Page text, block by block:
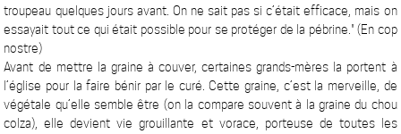
troupeau quelques jours avant. On ne sait pas si c’était efficace, mais on
essayait tout ce qui était possible pour se protéger de la pébrine." (En cop
nostre)
Avant de mettre la graine à couver, certaines grands-mères la portent à
l’église pour la faire bénir par le curé. Cette graine, c’est la merveille, de
végétale qu’elle semble être (on la compare souvent à la graine du chou
colza), elle devient vie grouillante et vorace, porteuse de toutes les